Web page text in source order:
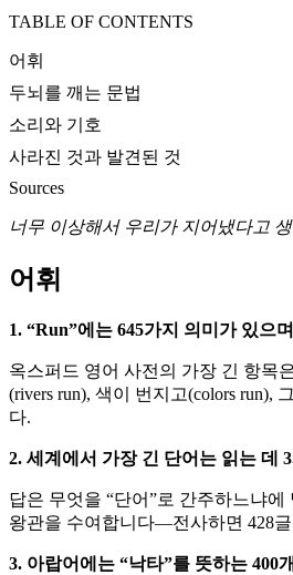
TABLE OF CONTENTS
어휘
두뇌를 깨는 문법
소리와 기호
사라진 것과 발견된 것
Sources
너무 이상해서 우리가 지어냈다고
어휘
1. “Run”에는 645가지 의미가 있으
옥스퍼드 영어 사전의 가장 긴 항목
(rivers run), 색이 번지고(colors run),
다.
2. 세계에서 가장 긴 단어는 읽는 데
답은 무엇을 “단어”로 간주하느냐
왕관을 수여합니다—전사하면 428
3. 아랍어에는 “낙타”를 뜻하는 400